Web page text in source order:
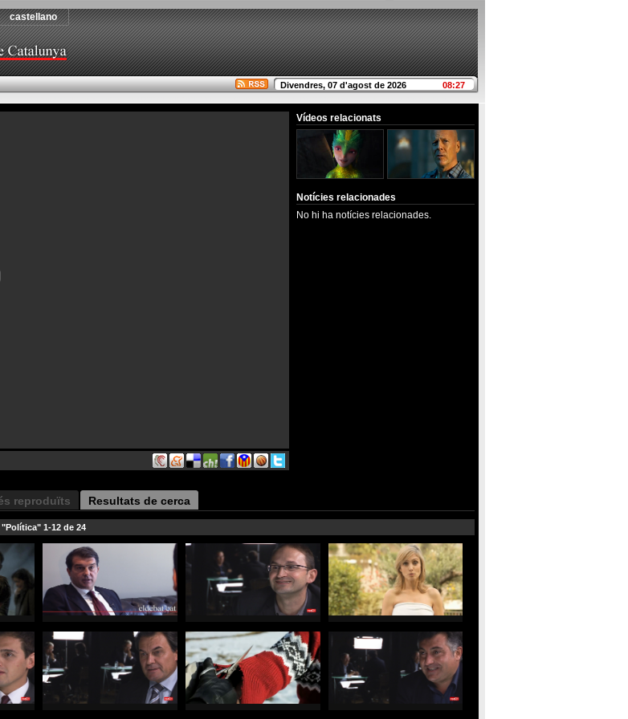
castellano
Divendres, 07 d'agost de 2026 08:27
Vídeos relacionats
Notícies relacionades
No hi ha notícies relacionades.
reproduïts Resultats de cerca
1-12 de 24